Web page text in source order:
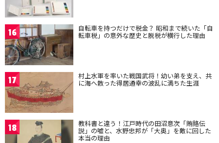
16 自転車を持つだけで税金？ 昭和まで続いた「自
転車税」の意外な歴史と脱税が横行した理由
17 村上水軍を率いた戦国武将！幼い弟を支え、共
に海へ散った得居通幸の波乱に満ちた生涯
18 教科書と違う！江戸時代の田沼意次「賄賂伝
説」の嘘と、水野忠邦が「大奥」を敵に回した
本当の理由